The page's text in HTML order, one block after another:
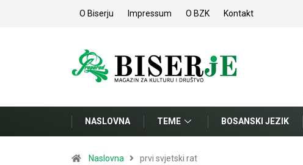
O Biserju Impressum O BZK Kontakt
NASLOVNA TEME BOSANSKI JEZIK
Naslovna prvi svjetski rat